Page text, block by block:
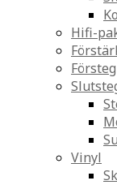
Hifi-
Försteg
Vinyl